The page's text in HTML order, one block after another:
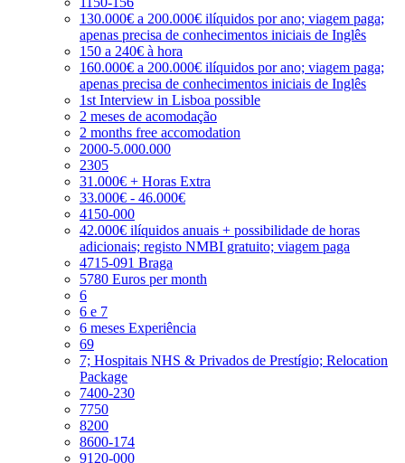
130.000€ a 200.000€ ilíquidos por ano; viagem paga;
apenas precisa de conhecimentos iniciais de Inglês
150 a 240€ à hora
160.000€ a 200.000€ ilíquidos por ano; viagem paga;
apenas precisa de conhecimentos iniciais de Inglês
1st Interview in Lisboa possible
2 meses de acomodação
2 months free accomodation
2000-5.000.000
2305
31.000€ + Horas Extra
33.000€ - 46.000€
4150-000
42.000€ ilíquidos anuais + possibilidade de horas
adicionais; registo NMBI gratuito; viagem paga
4715-091 Braga
5780 Euros per month
6
6 e 7
6 meses Experiência
69
7; Hospitais NHS & Privados de Prestígio; Relocation
Package
7400-230
7750
8200
8600-174
9120-000